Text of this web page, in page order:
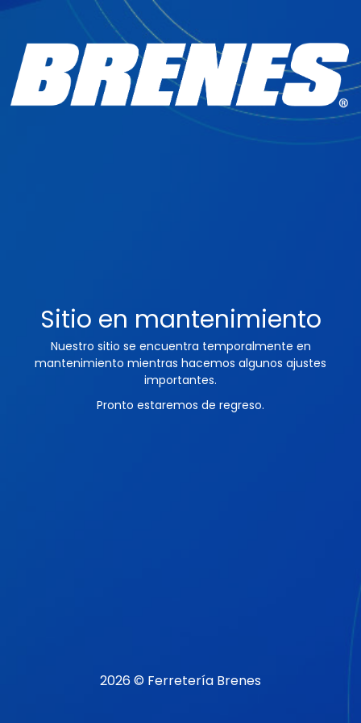
Sitio en mantenimiento
Nuestro sitio se encuentra temporalmente en
mantenimiento mientras hacemos algunos ajustes
importantes.
Pronto estaremos de regreso.
2026 © Ferretería Brenes